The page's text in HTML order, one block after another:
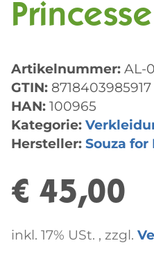
Artikelnummer: AL-
GTIN: 8718403985917
HAN: 100965
Kategorie:
Hersteller: Souza for
€ 45,00
inkl. 17% USt. , zzgl.